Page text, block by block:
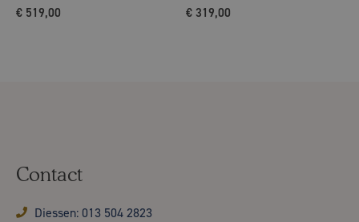
€ 519,00 € 319,00
Contact
Diessen: 013 504 2823